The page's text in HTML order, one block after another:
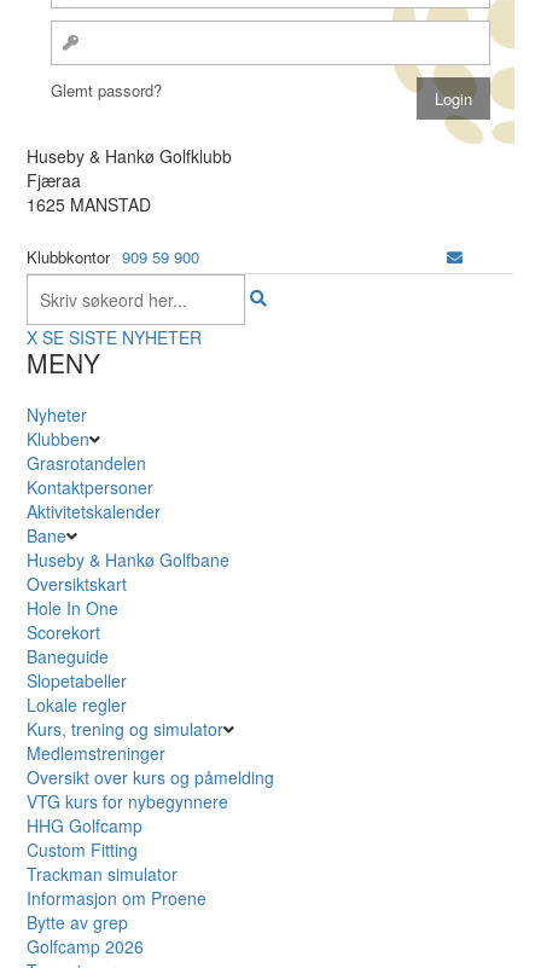
Glemt passord?
Huseby & Hankø Golfklubb
Fjæraa
1625 MANSTAD
Klubbkontor 909 59 900
X SE SISTE NYHETER
MENY
Nyheter
Klubben
Grasrotandelen
Kontaktpersoner
Aktivitetskalender
Bane
Huseby & Hankø Golfbane
Oversiktskart
Hole In One
Scorekort
Baneguide
Slopetabeller
Lokale regler
Kurs, trening og simulator
Medlemstreninger
Oversikt over kurs og påmelding
VTG kurs for nybegynnere
HHG Golfcamp
Custom Fitting
Trackman simulator
Informasjon om Proene
Bytte av grep
Golfcamp 2026